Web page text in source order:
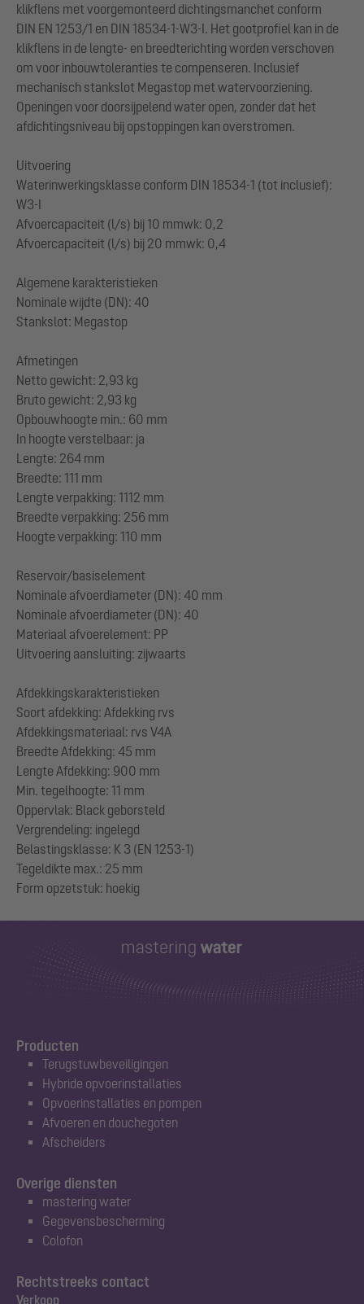
klikflens met voorgemonteerd dichtingsmanchet conform
DIN EN 1253/1 en DIN 18534-1-W3-I. Het gootprofiel kan in de
klikflens in de lengte- en breedterichting worden verschoven
om voor inbouwtoleranties te compenseren. Inclusief
mechanisch stankslot Megastop met watervoorziening.
Openingen voor doorsijpelend water open, zonder dat het
afdichtingsniveau bij opstoppingen kan overstromen.
Uitvoering
Waterinwerkingsklasse conform DIN 18534-1 (tot inclusief):
W3-I
Afvoercapaciteit (l/s) bij 10 mmwk: 0,2
Afvoercapaciteit (l/s) bij 20 mmwk: 0,4
Algemene karakteristieken
Nominale wijdte (DN): 40
Stankslot: Megastop
Afmetingen
Netto gewicht: 2,93 kg
Bruto gewicht: 2,93 kg
Opbouwhoogte min.: 60 mm
In hoogte verstelbaar: ja
Lengte: 264 mm
Breedte: 111 mm
Lengte verpakking: 1112 mm
Breedte verpakking: 256 mm
Hoogte verpakking: 110 mm
Reservoir/basiselement
Nominale afvoerdiameter (DN): 40 mm
Nominale afvoerdiameter (DN): 40
Materiaal afvoerelement: PP
Uitvoering aansluiting: zijwaarts
Afdekkingskarakteristieken
Soort afdekking: Afdekking rvs
Afdekkingsmateriaal: rvs V4A
Breedte Afdekking: 45 mm
Lengte Afdekking: 900 mm
Min. tegelhoogte: 11 mm
Oppervlak: Black geborsteld
Vergrendeling: ingelegd
Belastingsklasse: K 3 (EN 1253-1)
Tegeldikte max.: 25 mm
Producten
Terugstuwbeveiligingen
Hybride opvoerinstallaties
Opvoerinstallaties en pompen
Afvoeren en douchegoten
Afscheiders
Rechtstreeks contact
Verkoop
Overige diensten
mastering water
Gegevensbescherming
Colofon